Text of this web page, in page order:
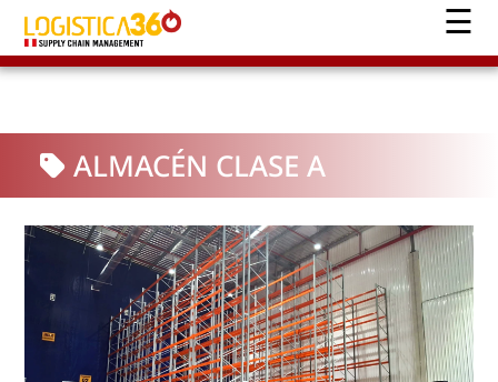
ALMACÉN CLASE A